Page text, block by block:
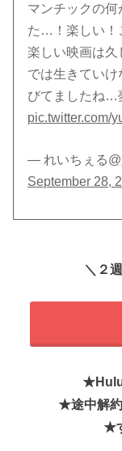
マンチックの
た…！楽しい！
楽しい映画は久
では生きてい
びてましたね…
pic.twitter.com/
— れいちぇる
September 28,
＼２
★Hulu
★途中解
★